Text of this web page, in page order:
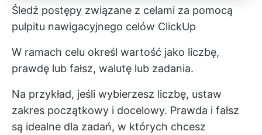
Śledź postępy związane z celami za pomocą
pulpitu nawigacyjnego celów ClickUp
W ramach celu określ wartość jako liczbę,
prawdę lub fałsz, walutę lub zadania.
Na przykład, jeśli wybierzesz liczbę, ustaw
zakres początkowy i docelowy. Prawda i fałsz
są idealne dla zadań, w których chcesz